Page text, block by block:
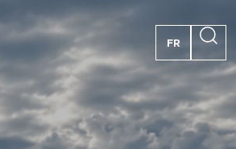
FR
PT
EN
ES